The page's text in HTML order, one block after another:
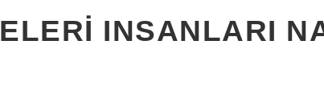
INSANLARI